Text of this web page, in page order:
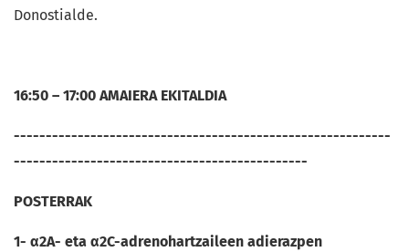
Donostialde.
16:50 – 17:00 AMAIERA EKITALDIA
-----------------------------------------------------------
----------------------------------------------
POSTERRAK
1- α2A- eta α2C-adrenohartzaileen adierazpen